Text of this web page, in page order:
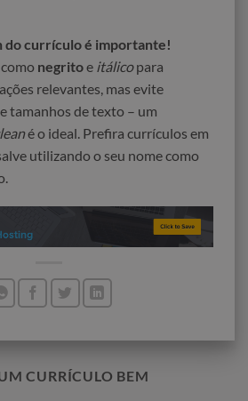
do currículo é importante!
negritoe itálicopara
relevantes, mas evite
tamanhos de texto – um
é o ideal. Prefira currículos em
utilizando o seu nome como
CURRÍCULO BEM